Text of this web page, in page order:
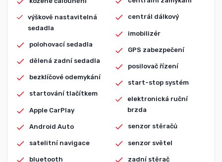
výškově nastavitelná
sedadla
polohovací sedadla
dělená zadní sedadla
bezklíčové odemykání
startování tlačítkem
Apple CarPlay
Android Auto
satelitní navigace
bluetooth
centrál dálkový
imobilizér
GPS zabezpečení
posilovač řízení
start-stop systém
elektronická ruční
brzda
senzor stěračů
senzor světel
zadní stěrač